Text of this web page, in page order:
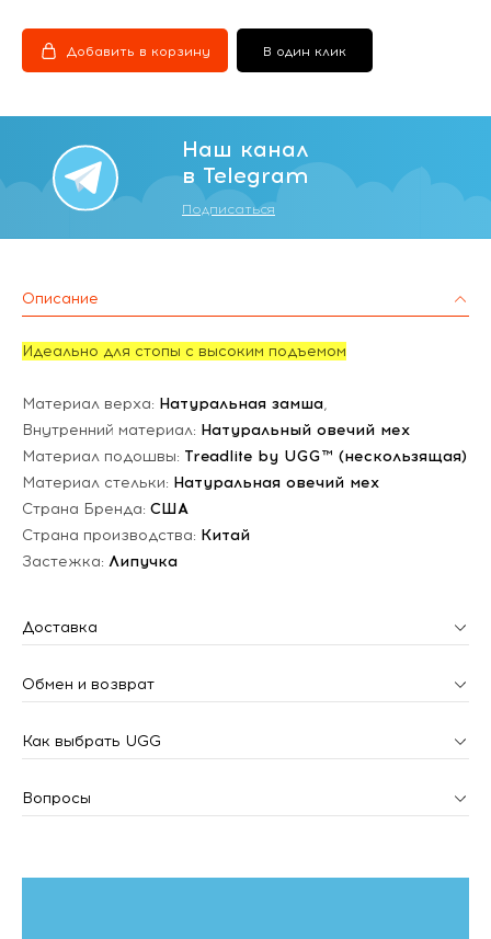
Добавить в корзину В один клик
Наш канал
в Telegram
Подписаться
Описание
Идеально для стопы с высоким подъемом
Материал верха: Натуральная замша,
Внутренний материал: Натуральный овечий мех
Материал подошвы: Treadlite by UGG™ (нескользящая)
Материал стельки: Натуральная овечий мех
Страна Бренда: США
Страна производства: Китай
Застежка: Липучка
Доставка
Обмен и возврат
Как выбрать UGG
Вопросы